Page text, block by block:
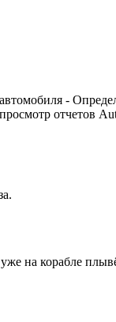
-
отчетов
на корабле